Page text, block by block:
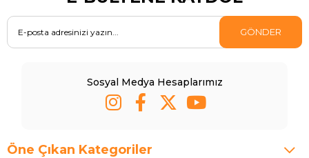
GÖNDER
Sosyal Medya Hesaplarımız
Öne Çıkan Kategoriler